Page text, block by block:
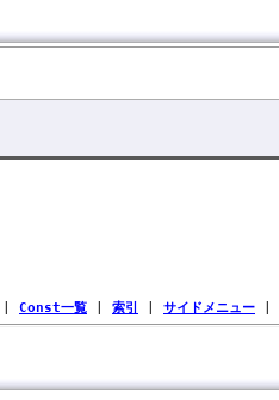
Const一覧 索引 サイドメニュー